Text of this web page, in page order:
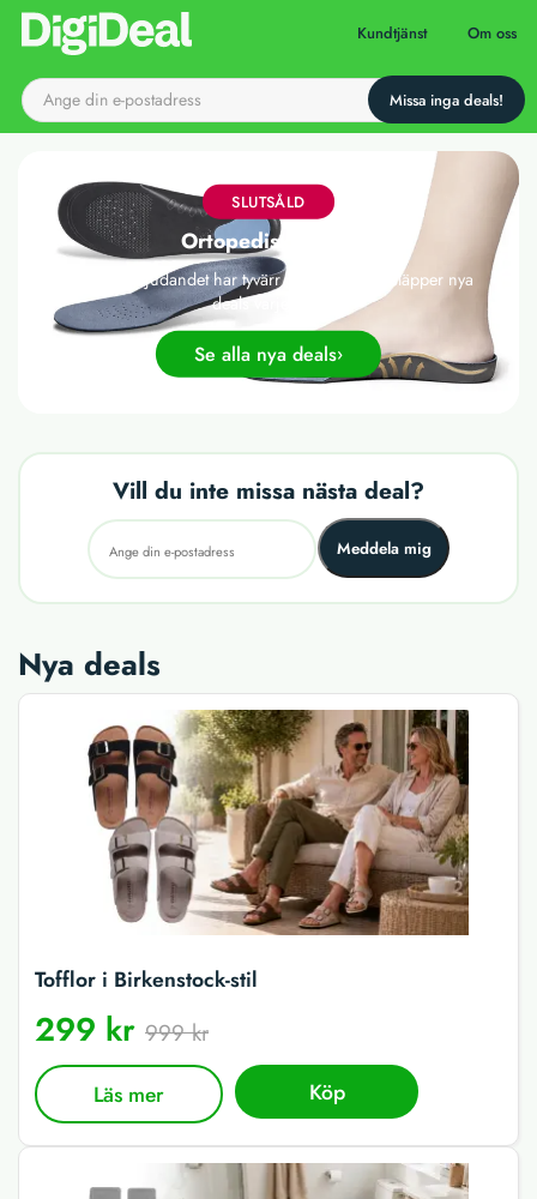
Till startsidan Kundtjänst Om oss
SLUTSÅLD
Ortopediska sulor
Det här erbjudandet har tyvärr gått ut, men vi släpper nya
deals varje dag!
Se alla nya deals
Vill du inte missa nästa deal?
Meddela mig
Nya deals
Tofflor i Birkenstock-stil
299 kr 999 kr
Läs mer Köp